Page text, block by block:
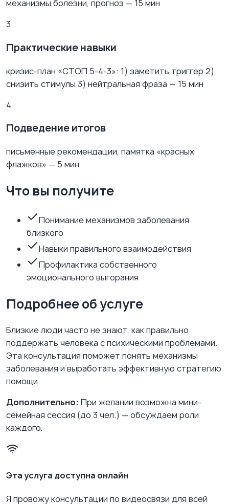
механизмы болезни, прогноз — 15 мин
3
Практические навыки
кризис-план «СТОП 5-4-3»: 1) заметить триггер 2)
снизить стимулы 3) нейтральная фраза — 15 мин
4
Подведение итогов
письменные рекомендации, памятка «красных
флажков» — 5 мин
Что вы получите
Понимание механизмов заболевания
близкого
Навыки правильного взаимодействия
Профилактика собственного
эмоционального выгорания
Подробнее об услуге
Близкие люди часто не знают, как правильно
поддержать человека с психическими проблемами.
Эта консультация поможет понять механизмы
заболевания и выработать эффективную стратегию
помощи.
Дополнительно: При желании возможна мини-
семейная сессия (до 3 чел.) — обсуждаем роли
каждого.
Эта услуга доступна онлайн
Я провожу консультации по видеосвязи для всей